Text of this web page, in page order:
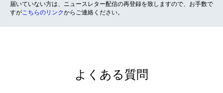
届いていない方は、ニュースレター配信の再登録を致しますので、お手数で
すがこちらのリンクからご連絡ください。
よくある質問